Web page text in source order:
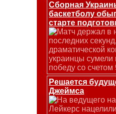
Сборная
баскетболу
старте
Матч держал в
последних
драматической
украинцы сумели
победу со счетом
Решается
Джеймса
На ведущего
Лейкерс